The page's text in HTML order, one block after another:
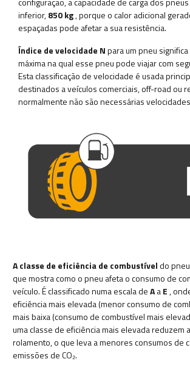
inferior,850 kg, porque o calor adicional
espaçadas pode afetar a sua resistência.
Índice de velocidade Npara um pneu
máxima na qual esse pneu pode viajar com
Esta classificação de velocidade é usada
destinados a veículos comerciais, off-road ou
normalmente não são necessárias
A classe de eficiência de combustíveldo
que mostra como o pneu afeta o consumo de
veículo. É classificado numa escala deAaE ,
eficiência mais elevada (menor consumo de
mais baixa (consumo de combustível mais
uma classe de eficiência mais elevada reduzem
rolamento, o que leva a menores consumos de
emissões de CO₂.